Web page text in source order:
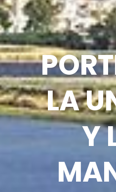
LA
Y